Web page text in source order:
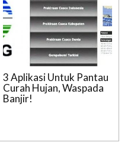
3 Aplikasi Untuk Pantau
Curah Hujan, Waspada
Banjir!